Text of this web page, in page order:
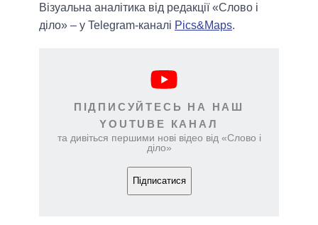
Візуальна аналітика від редакції «Слово і
діло» – у Telegram-каналі Pics&Maps.
ПІДПИСУЙТЕСЬ НА НАШ
YOUTUBE КАНАЛ
та дивіться першими нові відео від «Слово і
діло»
Підписатися